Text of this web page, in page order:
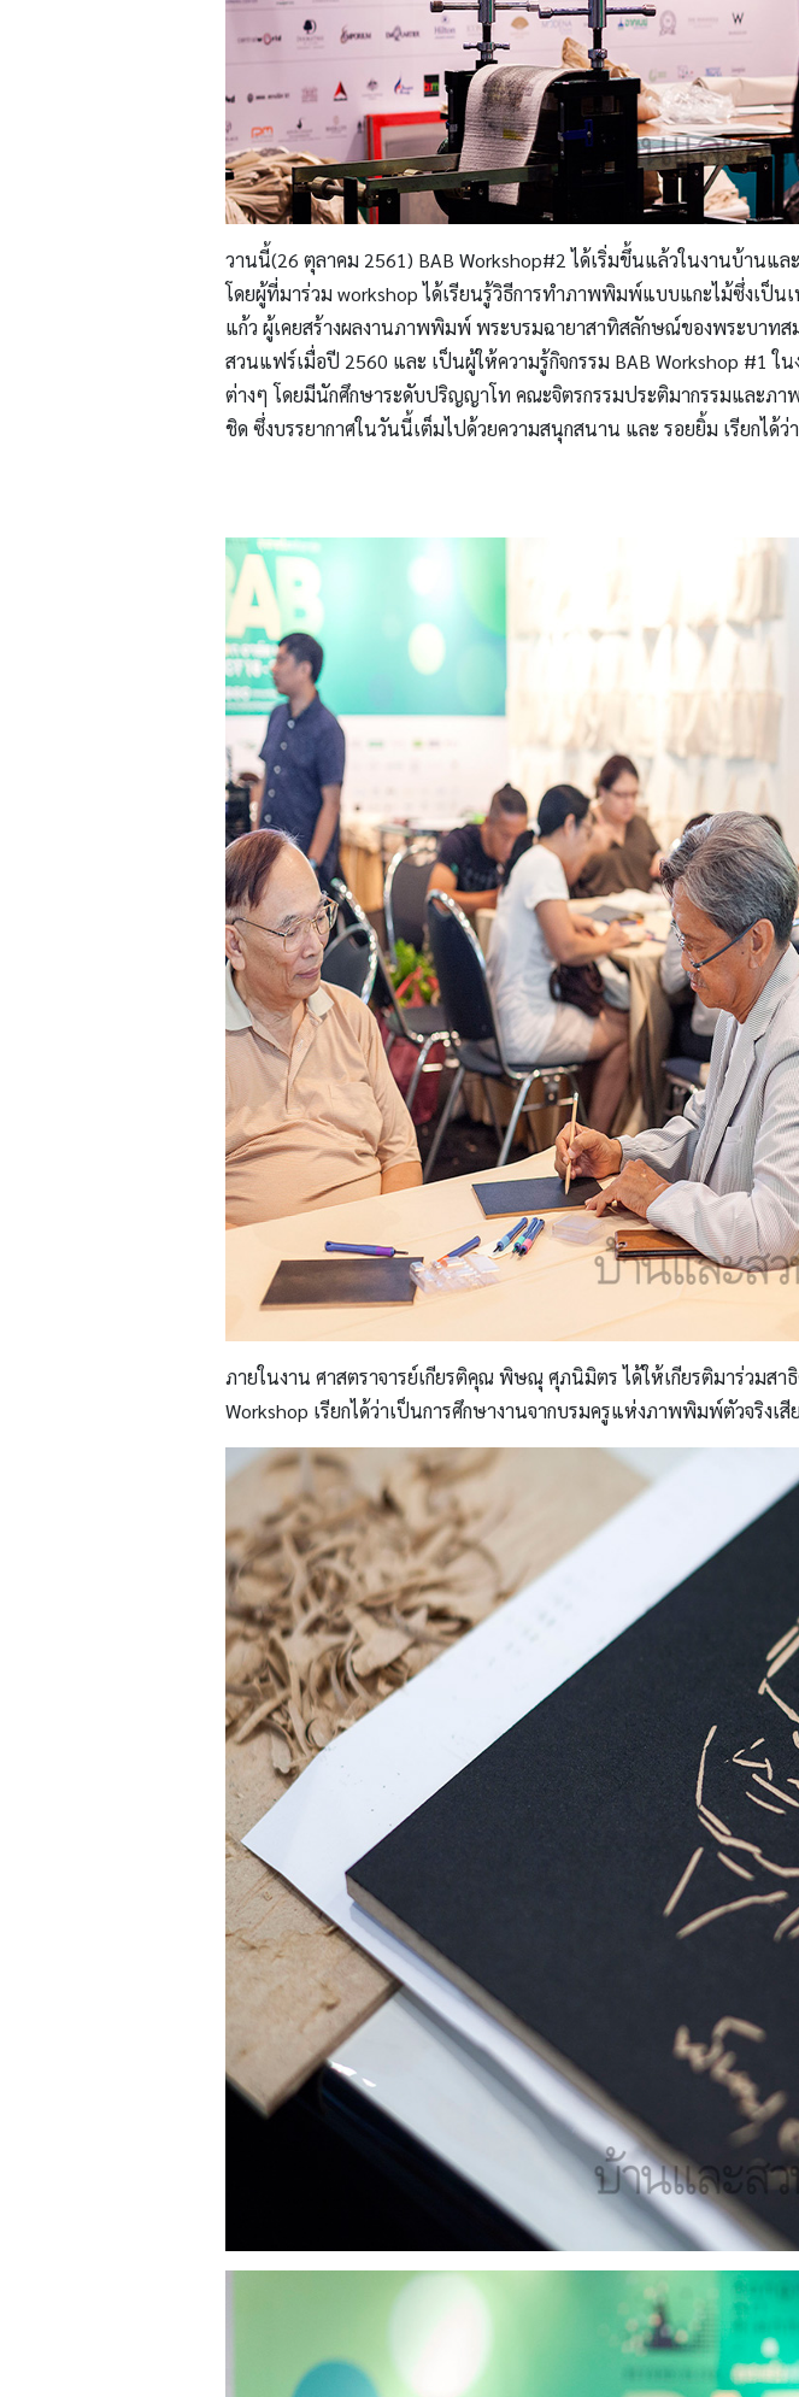
วานนี้(26 ตุลาคม 2561) BAB Workshop#2 ได้เริ่มขึ้นแล้วในงานบ้านแ
โดยผู้ที่มาร่วม workshop ได้เรียนรู้วิธีการทำภาพพิมพ์แบบแกะไม้ซึ่งเป็
แก้ว ผู้เคยสร้างผลงานภาพพิมพ์ พระบรมฉายาสาทิสลักษณ์ของพระบา
สวนแฟร์เมื่อปี 2560 และ เป็นผู้ให้ความรู้กิจกรรม BAB Workshop #1
ต่างๆ โดยมีนักศึกษาระดับปริญญาโท คณะจิตรกรรมประติมากรรมและภ
ชิด ซึ่งบรรยากาศในวันนี้เต็มไปด้วยความสนุกสนาน และ รอยยิ้ม เรียกได้
ภายในงาน ศาสตราจารย์เกียรติคุณ พิษณุ ศุภนิมิตร ได้ให้เกียรติมาร่วมส
Workshop เรียกได้ว่าเป็นการศึกษางานจากบรมครูแห่งภาพพิมพ์ตัวจริงเสี